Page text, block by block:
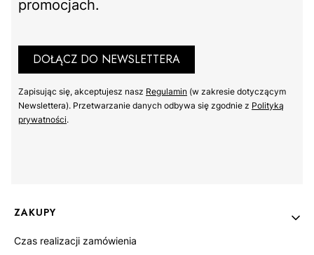
promocjach.
DOŁĄCZ DO NEWSLETTERA
Zapisując się, akceptujesz nasz ​ Regulamin ​​​ (w zakresie dotyczącym
Newslettera). Przetwarzanie danych odbywa się zgodnie z ​ Polityką
prywatności​​​.
Linki w stopce
ZAKUPY
Czas realizacji zamówienia